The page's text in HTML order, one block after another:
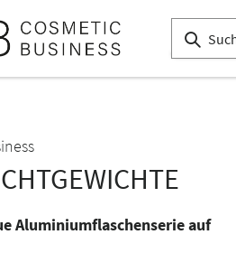
Aluminiumflaschenserie auf